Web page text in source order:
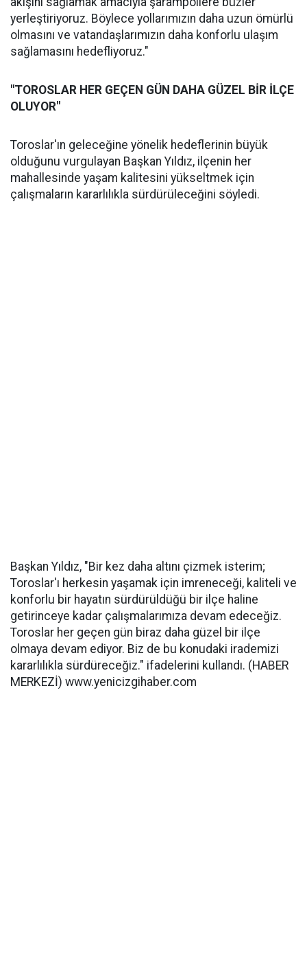
yerleştiriyoruz. Böylece yollarımızın daha uzun ömürlü
olmasını ve vatandaşlarımızın daha konforlu ulaşım
sağlamasını hedefliyoruz."
"TOROSLAR HER GEÇEN GÜN DAHA GÜZEL BİR İLÇE
OLUYOR"
Toroslar'ın geleceğine yönelik hedeflerinin büyük
olduğunu vurgulayan Başkan Yıldız, ilçenin her
mahallesinde yaşam kalitesini yükseltmek için
çalışmaların kararlılıkla sürdürüleceğini söyledi.
Başkan Yıldız, "Bir kez daha altını çizmek isterim;
Toroslar'ı herkesin yaşamak için imreneceği, kaliteli ve
konforlu bir hayatın sürdürüldüğü bir ilçe haline
getirinceye kadar çalışmalarımıza devam edeceğiz.
Toroslar her geçen gün biraz daha güzel bir ilçe
olmaya devam ediyor. Biz de bu konudaki irademizi
kararlılıkla sürdüreceğiz." ifadelerini kullandı. (HABER
MERKEZİ) www.yenicizgihaber.com